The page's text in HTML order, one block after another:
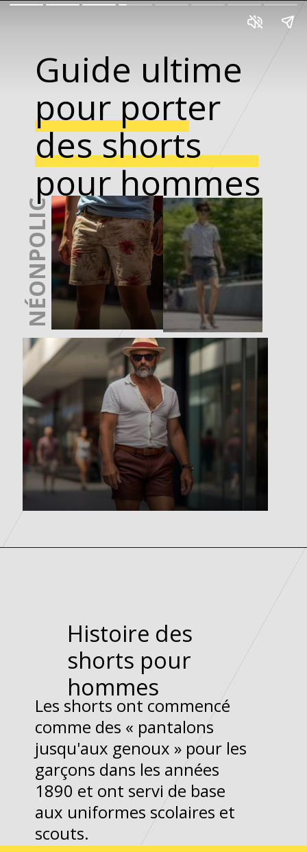
Guide ultime
pour porter
des shorts
pour hommes
N
É
O
N
P
O
L
ICE
Les shorts ont commencé
comme des « pantalons
jusqu'aux genoux » pour les
garçons dans les années
1890 et ont servi de base
aux uniformes scolaires et
scouts.
Histoire des
shorts pour
hommes